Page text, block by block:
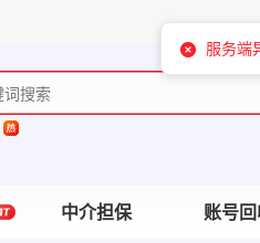
中介担保 账号